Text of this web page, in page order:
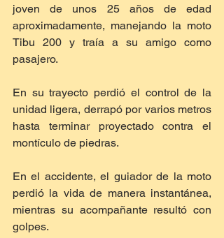
joven de unos 25 años de edad
aproximadamente, manejando la moto
Tibu 200 y traía a su amigo como
pasajero.
En su trayecto perdió el control de la
unidad ligera, derrapó por varios metros
hasta terminar proyectado contra el
montículo de piedras.
En el accidente, el guiador de la moto
perdió la vida de manera instantánea,
mientras su acompañante resultó con
golpes.